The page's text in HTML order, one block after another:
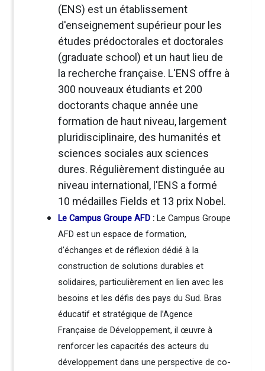
(ENS) est un établissement
d'enseignement supérieur pour les
études prédoctorales et doctorales
(graduate school) et un haut lieu de
la recherche française. L'ENS offre à
300 nouveaux étudiants et 200
doctorants chaque année une
formation de haut niveau, largement
pluridisciplinaire, des humanités et
sciences sociales aux sciences
dures. Régulièrement distinguée au
niveau international, l'ENS a formé
10 médailles Fields et 13 prix Nobel.
Le Campus Groupe AFD : Le Campus Groupe
AFD est un espace de formation,
d’échanges et de réflexion dédié à la
construction de solutions durables et
solidaires, particulièrement en lien avec les
besoins et les défis des pays du Sud. Bras
éducatif et stratégique de l’Agence
Française de Développement, il œuvre à
renforcer les capacités des acteurs du
développement dans une perspective de co-